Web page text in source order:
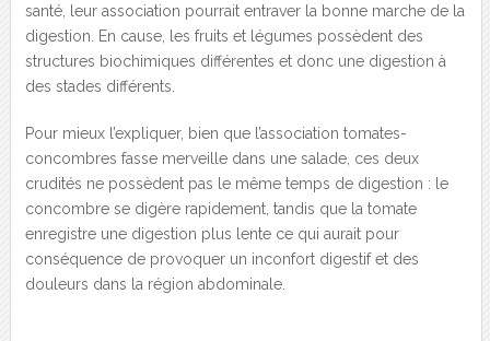
santé, leur association pourrait entraver la bonne marche de la
digestion. En cause, les fruits et légumes possèdent des
structures biochimiques différentes et donc une digestion à
des stades différents.
Pour mieux l’expliquer, bien que l’association tomates-
concombres fasse merveille dans une salade, ces deux
crudités ne possèdent pas le même temps de digestion : le
concombre se digère rapidement, tandis que la tomate
enregistre une digestion plus lente ce qui aurait pour
conséquence de provoquer un inconfort digestif et des
douleurs dans la région abdominale.